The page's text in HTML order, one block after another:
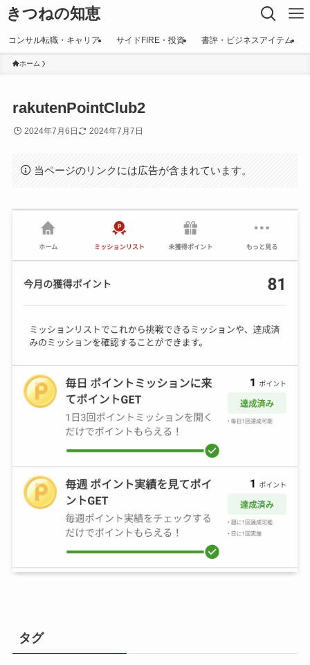
きつねの知恵
コンサル転職・キャリア サイドFIRE・投資 書評・ビジネスアイテム
ホーム
rakutenPointClub2
2024年7月6日 2024年7月7日
当ページのリンクには広告が含まれています。
タグ